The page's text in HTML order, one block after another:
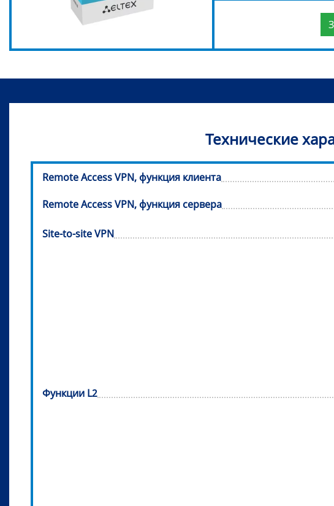
Технические
Remote Access VPN, функция клиента
Remote Access VPN, функция сервера
Site-to-site VPN
Функции L2